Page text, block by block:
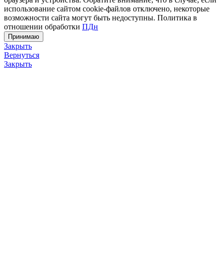
использование сайтом cookie-файлов отключено, некоторые
возможности сайта могут быть недоступны. Политика в
отношении обработки ПДн
Принимаю
Закрыть
Вернуться
Закрыть